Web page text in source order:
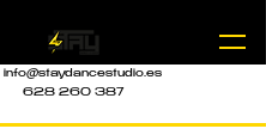
info@staydancestudio.es
628 260 387